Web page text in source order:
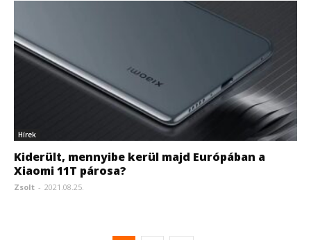
Hírek
Kiderült, mennyibe kerül majd Európában a
Xiaomi 11T párosa?
Zsolt - 2021.08.25.